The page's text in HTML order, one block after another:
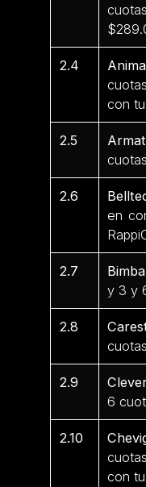
2.4
con
2.5
2.6
en
2.7
y 3 y
2.8
2.9
6
2.10
con